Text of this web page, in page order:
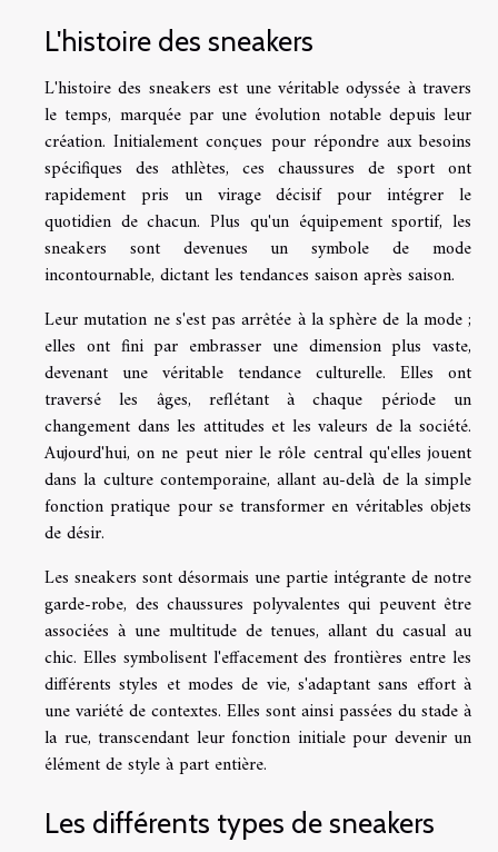
L'histoire des sneakers
L'histoire des sneakers est une véritable odyssée à travers
le temps, marquée par une évolution notable depuis leur
création. Initialement conçues pour répondre aux besoins
spécifiques des athlètes, ces chaussures de sport ont
rapidement pris un virage décisif pour intégrer le
quotidien de chacun. Plus qu'un équipement sportif, les
sneakers sont devenues un symbole de mode
incontournable, dictant les tendances saison après saison.
Leur mutation ne s'est pas arrêtée à la sphère de la mode ;
elles ont fini par embrasser une dimension plus vaste,
devenant une véritable tendance culturelle. Elles ont
traversé les âges, reflétant à chaque période un
changement dans les attitudes et les valeurs de la société.
Aujourd'hui, on ne peut nier le rôle central qu'elles jouent
dans la culture contemporaine, allant au-delà de la simple
fonction pratique pour se transformer en véritables objets
de désir.
Les sneakers sont désormais une partie intégrante de notre
garde-robe, des chaussures polyvalentes qui peuvent être
associées à une multitude de tenues, allant du casual au
chic. Elles symbolisent l'effacement des frontières entre les
différents styles et modes de vie, s'adaptant sans effort à
une variété de contextes. Elles sont ainsi passées du stade à
la rue, transcendant leur fonction initiale pour devenir un
élément de style à part entière.
Les différents types de sneakers